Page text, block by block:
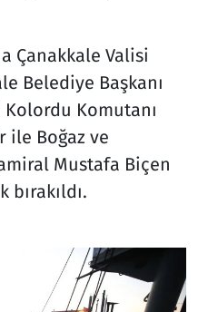
Çanakkale Valisi
Belediye Başkanı
Komutanı
ile Boğaz ve
Mustafa Biçen